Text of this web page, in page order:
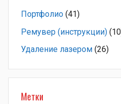
Портфолио (41)
Ремувер (инструкции)
Удаление лазером (26)
Метки